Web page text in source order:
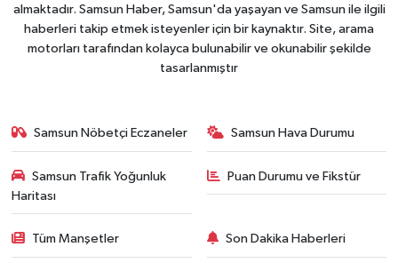
almaktadır. Samsun Haber, Samsun'da yaşayan ve Samsun ile ilgili
haberleri takip etmek isteyenler için bir kaynaktır. Site, arama
motorları tarafından kolayca bulunabilir ve okunabilir şekilde
tasarlanmıştır
Samsun Nöbetçi Eczaneler Samsun Hava Durumu
Samsun Trafik Yoğunluk
Haritası
Puan Durumu ve Fikstür
Tüm Manşetler Son Dakika Haberleri